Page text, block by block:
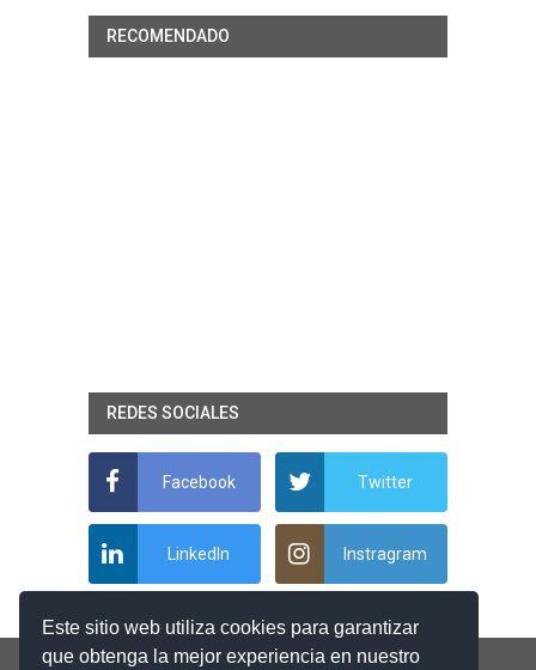
Este sitio web utiliza cookies para garantizar
que obtenga la mejor experiencia en nuestro
RECOMENDADO
REDES SOCIALES
Facebook Twitter
LinkedIn Instragram